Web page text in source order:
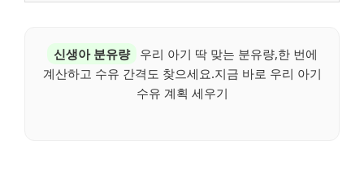
신생아 분유량
우리 아기 딱 맞는 분유량,한 번에
계산하고 수유 간격도 찾으세요.지금 바로 우리 아기
수유 계획 세우기